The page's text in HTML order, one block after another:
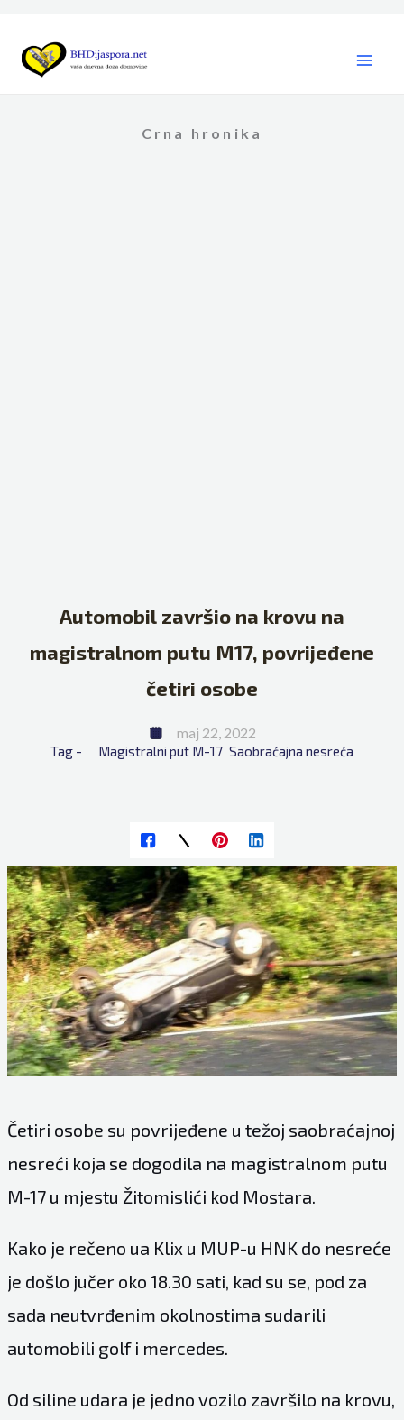
content
Crna hronika
Automobil završio na krovu na
magistralnom putu M17, povrijeđene
četiri osobe
maj 22, 2022
Tag - Magistralni put M-17 Saobraćajna nesreća
Četiri osobe su povrijeđene u težoj saobraćajnoj
nesreći koja se dogodila na magistralnom putu
M-17 u mjestu Žitomislići kod Mostara.
Kako je rečeno ua Klix u MUP-u HNK do nesreće
je došlo jučer oko 18.30 sati, kad su se, pod za
sada neutvrđenim okolnostima sudarili
automobili golf i mercedes.
Od siline udara je jedno vozilo završilo na krovu,